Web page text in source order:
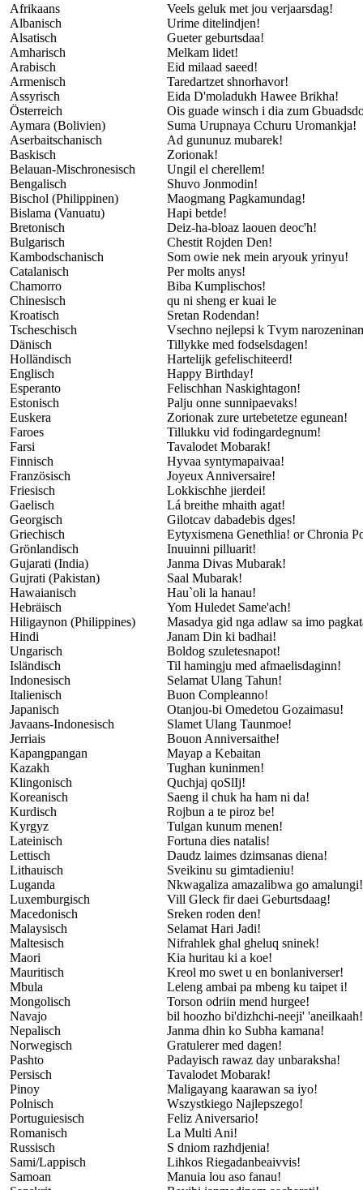
Afrikaans
Albanisch
Alsatisch
Amharisch
Arabisch
Armenisch
Assyrisch
Österreich
Aymara (Bolivien)
Aserbaitschanisch
Baskisch
Belauan-Mischronesisch
Bengalisch
Bischol (Philippinen)
Bislama (Vanuatu)
Bretonisch
Bulgarisch
Kambodschanisch
Catalanisch
Chamorro
Chinesisch
Kroatisch
Tscheschisch
Dänisch
Holländisch
Englisch
Esperanto
Estonisch
Euskera
Faroes
Farsi
Finnisch
Französisch
Friesisch
Gaelisch
Georgisch
Griechisch
Grönlandisch
Gujarati (India)
Gujrati (Pakistan)
Hawaianisch
Hebräisch
Hiligaynon (Philippines)
Hindi
Ungarisch
Isländisch
Indonesisch
Italienisch
Japanisch
Javaans-Indonesisch
Jerriais
Kapangpangan
Kazakh
Klingonisch
Koreanisch
Kurdisch
Kyrgyz
Lateinisch
Lettisch
Lithauisch
Luganda
Luxemburgisch
Macedonisch
Malaysisch
Maltesisch
Maori
Mauritisch
Mbula
Mongolisch
Navajo
Nepalisch
Norwegisch
Pashto
Persisch
Pinoy
Polnisch
Portuguiesisch
Romanisch
Russisch
Sami/Lappisch
Samoan
Veels geluk met jou verjaarsdag!
Urime ditelindjen!
Gueter geburtsdaa!
Melkam lidet!
Eid milaad saeed!
Taredartzet shnorhavor!
Eida D'moladukh Hawee Brikha!
Ois guade winsch i dia zum
Suma Urupnaya Cchuru Uromankja!
Ad gununuz mubarek!
Zorionak!
Ungil el cherellem!
Shuvo Jonmodin!
Maogmang Pagkamundag!
Hapi betde!
Deiz-ha-bloaz laouen deoc'h!
Chestit Rojden Den!
Som owie nek mein aryouk yrinyu!
Per molts anys!
Biba Kumplischos!
qu ni sheng er kuai le
Sretan Rodendan!
Vsechno nejlepsi k Tvym
Tillykke med fodselsdagen!
Hartelijk gefelischiteerd!
Happy Birthday!
Felischhan Naskightagon!
Palju onne sunnipaevaks!
Zorionak zure urtebetetze egunean!
Tillukku vid fodingardegnum!
Tavalodet Mobarak!
Hyvaa syntymapaivaa!
Joyeux Anniversaire!
Lokkischhe jierdei!
Lá breithe mhaith agat!
Gilotcav dabadebis dges!
Eytyxismena Genethlia! or Chronia
Inuuinni pilluarit!
Janma Divas Mubarak!
Saal Mubarak!
Hau`oli la hanau!
Yom Huledet Same'ach!
Masadya gid nga adlaw sa imo
Janam Din ki badhai!
Boldog szuletesnapot!
Til hamingju med afmaelisdaginn!
Selamat Ulang Tahun!
Buon Compleanno!
Otanjou-bi Omedetou Gozaimasu!
Slamet Ulang Taunmoe!
Bouon Anniversaithe!
Mayap a Kebaitan
Tughan kuninmen!
Quchjaj qoSlIj!
Saeng il chuk ha ham ni da!
Rojbun a te piroz be!
Tulgan kunum menen!
Fortuna dies natalis!
Daudz laimes dzimsanas diena!
Sveikinu su gimtadieniu!
Nkwagaliza amazalibwa go amalungi!
Vill Gleck fir daei Geburtsdaag!
Sreken roden den!
Selamat Hari Jadi!
Nifrahlek ghal gheluq sninek!
Kia huritau ki a koe!
Kreol mo swet u en bonlaniverser!
Leleng ambai pa mbeng ku taipet i!
Torson odriin mend hurgee!
bil hoozho bi'dizhchi-neeji' 'aneilkaah!
Janma dhin ko Subha kamana!
Gratulerer med dagen!
Padayisch rawaz day unbaraksha!
Tavalodet Mobarak!
Maligayang kaarawan sa iyo!
Wszystkiego Najlepszego!
Feliz Aniversario!
La Multi Ani!
S dniom razhdjenia!
Lihkos Riegadanbeaivvis!
Manuia lou aso fanau!